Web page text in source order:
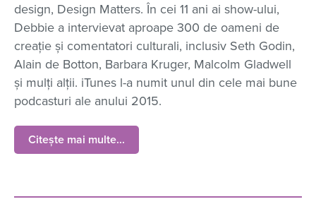
design, Design Matters. În cei 11 ani ai show-ului,
Debbie a intervievat aproape 300 de oameni de
creație și comentatori culturali, inclusiv Seth Godin,
Alain de Botton, Barbara Kruger, Malcolm Gladwell
și mulți alții. iTunes l-a numit unul din cele mai bune
podcasturi ale anului 2015.
Citește mai multe...